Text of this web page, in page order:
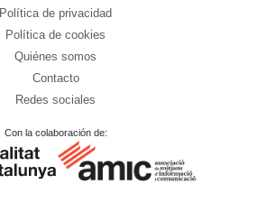
Política de privacidad
Política de cookies
Quiénes somos
Contacto
Redes sociales
Con la colaboración de: